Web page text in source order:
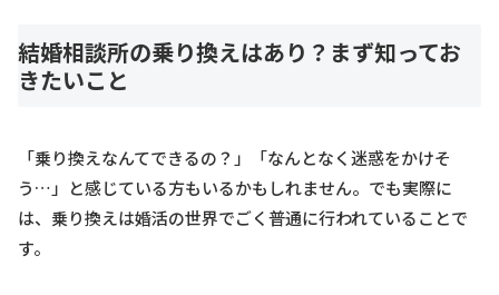
結婚相談所の乗り換えはあり？まず知ってお
きたいこと
「乗り換えなんてできるの？」「なんとなく迷惑をかけそ
う…」と感じている方もいるかもしれません。でも実際に
は、乗り換えは婚活の世界でごく普通に行われていることで
す。